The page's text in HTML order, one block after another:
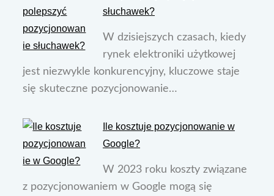
słuchawek?
W dzisiejszych czasach, kiedy
rynek elektroniki użytkowej
jest niezwykle konkurencyjny, kluczowe staje
się skuteczne pozycjonowanie…
Ile kosztuje pozycjonowanie w
Google?
W 2023 roku koszty związane
z pozycjonowaniem w Google mogą się